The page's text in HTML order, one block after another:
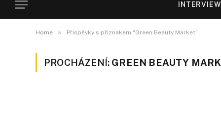
Home » Příspěvky s příznakem "Green Beauty Market"
PROCHÁZENÍ: GREEN BEAUTY